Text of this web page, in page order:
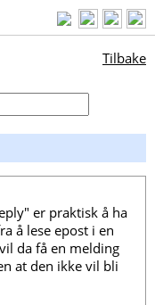
Tilbake
er praktisk å ha
å lese epost i en
da få en melding
at den ikke vil bli